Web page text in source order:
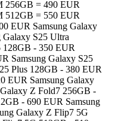
256GB = 490 EUR
512GB = 550 EUR
EUR Samsung Galaxy
Galaxy S25 Ultra
- 350 EUR
Samsung Galaxy S25
Plus 128GB - 380 EUR
EUR Samsung Galaxy
Z Fold7 256GB -
- 690 EUR Samsung
Galaxy Z Flip7 5G